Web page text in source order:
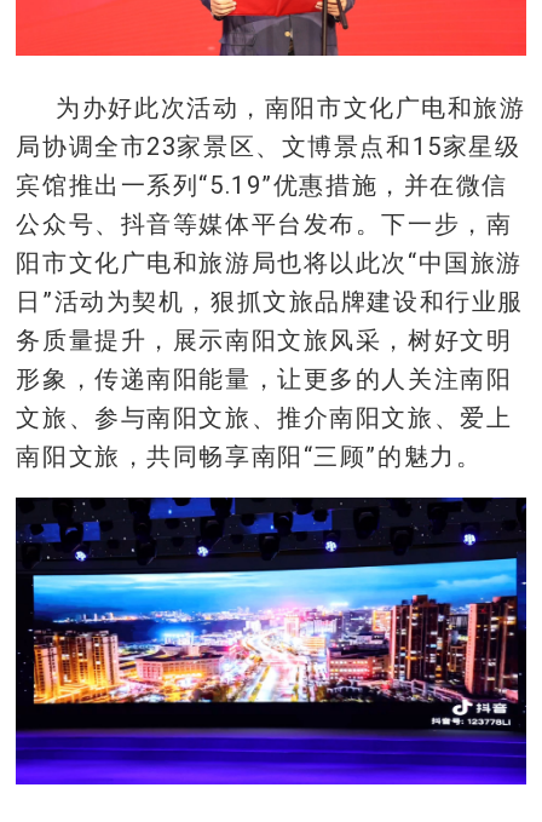
为办好此次活动，南阳市文化广电和旅游
局协调全市23家景区、文博景点和15家星级
宾馆推出一系列“5.19”优惠措施，并在微信
公众号、抖音等媒体平台发布。下一步，南
阳市文化广电和旅游局也将以此次“中国旅游
日”活动为契机，狠抓文旅品牌建设和行业服
务质量提升，展示南阳文旅风采，树好文明
形象，传递南阳能量，让更多的人关注南阳
文旅、参与南阳文旅、推介南阳文旅、爱上
南阳文旅，共同畅享南阳“三顾”的魅力。